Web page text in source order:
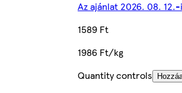
Az ajánlat 2026. 08.
1589 Ft
1986 Ft/kg
Quantity controls